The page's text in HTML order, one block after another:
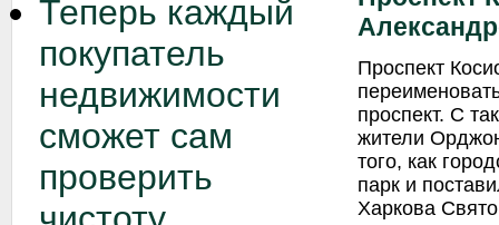
Теперь каждый
покупатель
недвижимости
сможет сам
проверить
Проспект
проспект. С
жители
того, как
парк и
Харкова